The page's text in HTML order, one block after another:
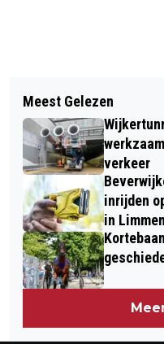
NOVA COLLEGE
PLAQUETTE ‘1K
WERELD
BASISSCHOOL
HAALT ALLES
MILIEU
Meest Gelezen
verkeer
inrijden
in Limmen